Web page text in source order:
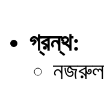
গ্রন্থ: